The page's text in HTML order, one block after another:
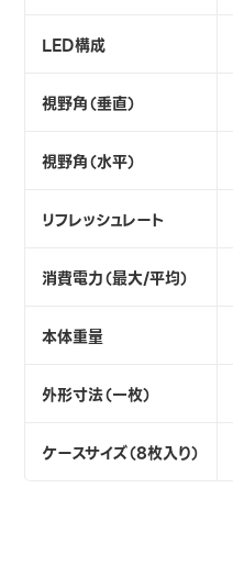
LED構成
視野角（垂直）
視野角（水平）
リフレッシュレート
消費電力（最大/平均）
本体重量
外形寸法（一枚）
ケースサイズ（8枚入り）